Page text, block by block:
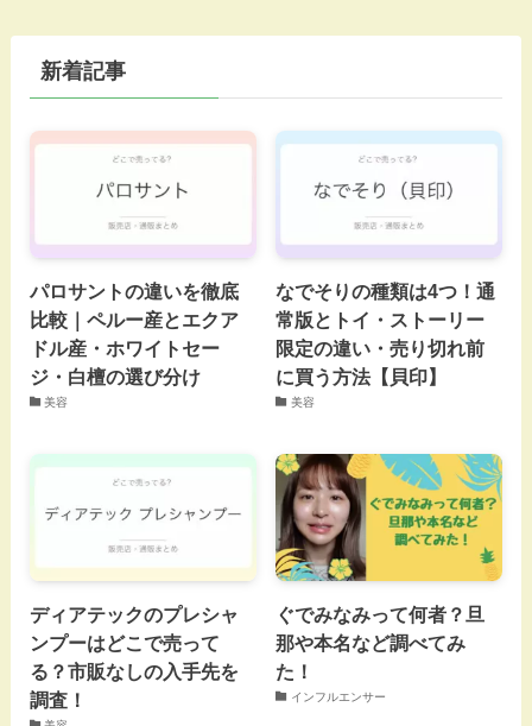
新着記事
パロサントの違いを徹底
比較｜ペルー産とエクア
ドル産・ホワイトセー
ジ・白檀の選び分け
美容
なでそりの種類は4つ！通
常版とトイ・ストーリー
限定の違い・売り切れ前
に買う方法【貝印】
美容
ディアテックのプレシャ
ンプーはどこで売って
る？市販なしの入手先を
調査！
ぐでみなみって何者？旦
那や本名など調べてみ
た！
インフルエンサー